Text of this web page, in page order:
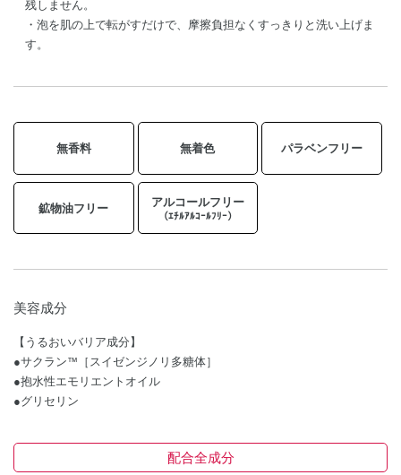
残しません。
・泡を肌の上で転がすだけで、摩擦負担なくすっきりと洗い上げま
す。
無香料 無着色 パラベンフリー
鉱物油フリー アルコールフリー
（ｴﾁﾙｱﾙｺｰﾙﾌﾘｰ）
美容成分
【うるおいバリア成分】
●サクラン™
［スイゼンジノリ多糖体］
●抱水性エモリエントオイル
●グリセリン
配合全成分